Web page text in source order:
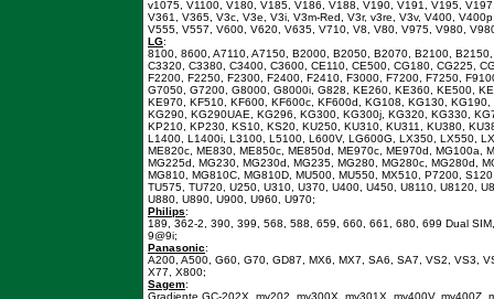
v1075, V1100, V180, V185, V186, V188, V190, V191, V195,
V361, V365, V3c, V3e, V3i, V3m-Red, V3r, v3re, V3v, V400,
V555, V557, V600, V620, V635, V710, V8, V80, V975, V980,
LG:
8100, 8600, A7110, A7150, B2000, B2050, B2070, B2100,
C3320, C3380, C3400, C3600, CE110, CE500, CG180, CG225,
F2200, F2250, F2300, F2400, F2410, F3000, F7200, F7250,
G7050, G7200, G8000, G8000i, G828, KE260, KE360, KE500,
KE970, KF510, KF600, KF600c, KF600d, KG108, KG130,
KG290, KG290UAE, KG296, KG300, KG300j, KG320, KG330,
KP210, KP230, KS10, KS20, KU250, KU310, KU311, KU380,
L1400, L1400i, L3100, L5100, L600V, LG600G, LX350, LX550,
ME820c, ME830, ME850c, ME850d, ME970c, ME970d, MG100a,
MG225d, MG230, MG230d, MG235, MG280, MG280c, MG280d,
MG810, MG810C, MG810D, MU500, MU550, MX510, P7200,
TU575, TU720, U250, U310, U370, U400, U450, U8110, U8120,
U880, U890, U900, U960, U970;
Philips:
189, 362-2, 390, 399, 568, 588, 659, 660, 661, 680, 699 Dual
9@9i;
Panasonic:
A200, A500, G60, G70, GD87, MX6, MX7, SA6, SA7, VS2, VS3,
X77, X800;
Sagem:
Gradiente GC-202X, my202, my300X, my301X, my400V, my400Z,